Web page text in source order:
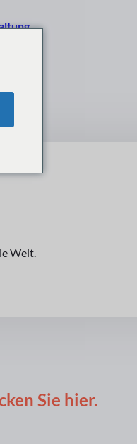
Welt.
Sie hier.